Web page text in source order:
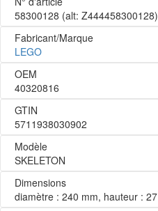
58300128 (alt: Z444458300128)
Fabricant/Marque
LEGO
OEM
40320816
GTIN
5711938030902
Modèle
SKELETON
Dimensions
diamètre : 240 mm, hauteur :